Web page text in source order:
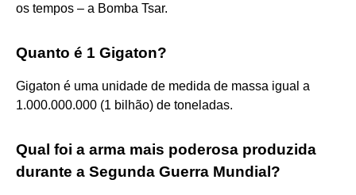
os tempos – a Bomba Tsar.
Quanto é 1 Gigaton?
Gigaton é uma unidade de medida de massa igual a
1.000.000.000 (1 bilhão) de toneladas.
Qual foi a arma mais poderosa produzida
durante a Segunda Guerra Mundial?